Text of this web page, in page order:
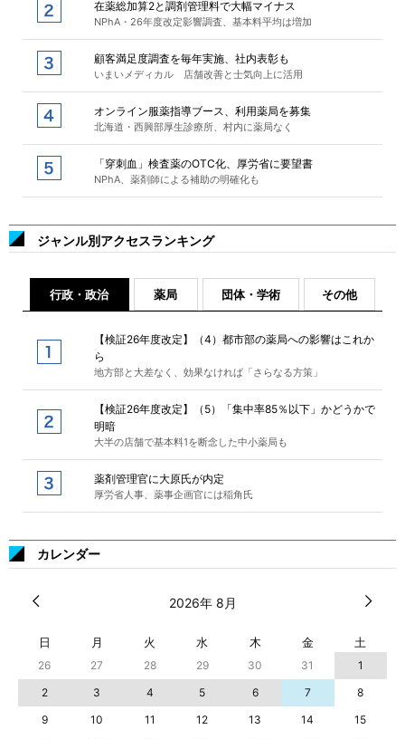
在薬総加算2と調剤管理料で大幅マイナス
NPhA・26年度改定影響調査、基本料平均は増加
顧客満足度調査を毎年実施、社内表彰も
いまいメディカル 店舗改善と士気向上に活用
オンライン服薬指導ブース、利用薬局を募集
北海道・西興部厚生診療所、村内に薬局なく
「穿刺血」検査薬のOTC化、厚労省に要望書
NPhA、薬剤師による補助の明確化も
ジャンル別アクセスランキング
行政・政治 薬局 団体・学術 その他
【検証26年度改定】（4）都市部の薬局への影響はこれか
ら
地方部と大差なく、効果なければ「さらなる方策」
【検証26年度改定】（5）「集中率85％以下」かどうかで
明暗
大半の店舗で基本料1を断念した中小薬局も
薬剤管理官に大原氏が内定
厚労省人事、薬事企画官には稲角氏
カレンダー
2026年 8月
日 月 火 水 木 金 土
26 27 28 29 30 31
1
2
3 4 5 6 7
8
9
10 11 12 13 14
15